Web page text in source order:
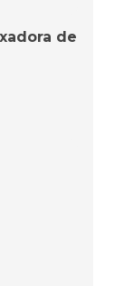
de